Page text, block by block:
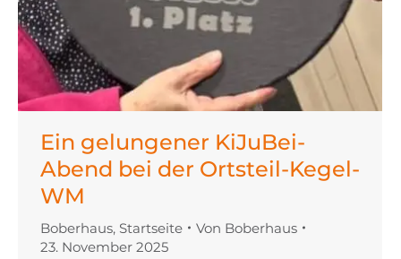
Ein gelungener KiJuBei-
Abend bei der Ortsteil-Kegel-
WM
Boberhaus, Startseite Von Boberhaus
23. November 2025